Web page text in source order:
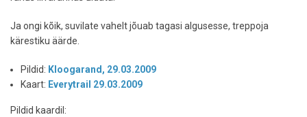
Ja ongi kõik, suvilate vahelt jõuab tagasi algusesse, treppoja
kärestiku äärde.
Pildid: Kloogarand, 29.03.2009
Kaart: Everytrail 29.03.2009
Pildid kaardil: